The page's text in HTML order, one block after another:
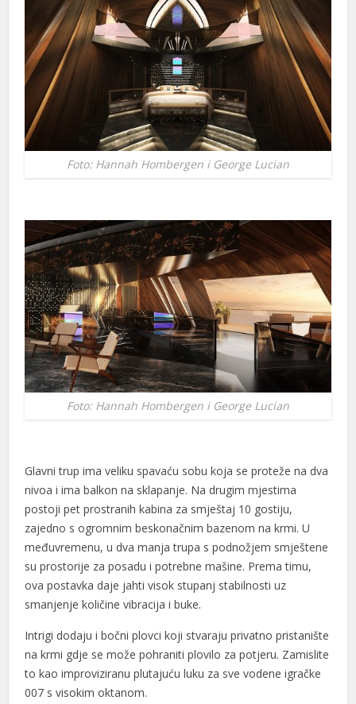
Foto: Hannah Hombergen i George Lucian
Foto: Hannah Hombergen i George Lucian
Glavni trup ima veliku spavaću sobu koja se proteže na dva
nivoa i ima balkon na sklapanje. Na drugim mjestima
postoji pet prostranih kabina za smještaj 10 gostiju,
zajedno s ogromnim beskonačnim bazenom na krmi. U
međuvremenu, u dva manja trupa s podnožjem smještene
su prostorije za posadu i potrebne mašine. Prema timu,
ova postavka daje jahti visok stupanj stabilnosti uz
smanjenje količine vibracija i buke.
Intrigi dodaju i bočni plovci koji stvaraju privatno pristanište
na krmi gdje se može pohraniti plovilo za potjeru. Zamislite
to kao improviziranu plutajuću luku za sve vodene igračke
007 s visokim oktanom.